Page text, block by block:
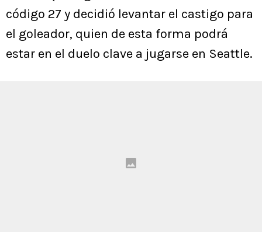
código 27 y decidió levantar el castigo para
el goleador, quien de esta forma podrá
estar en el duelo clave a jugarse en Seattle.